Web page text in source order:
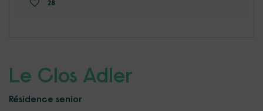
28
Le Clos Adler
Résidence senior